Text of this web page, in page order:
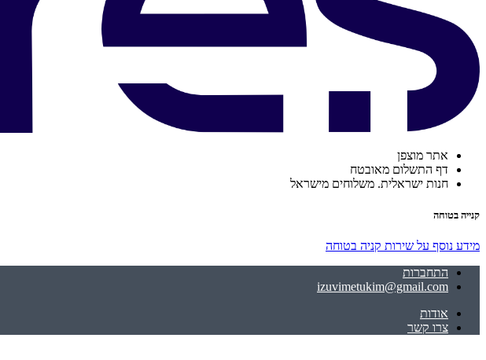
אתר מוצפן
דף התשלום מאובטח
חנות ישראלית. משלוחים מישראל
קנייה בטוחה
מידע נוסף על שירות קניה בטוחה
התחברות
izuvimetukim@gmail.com
אודות
צרו קשר